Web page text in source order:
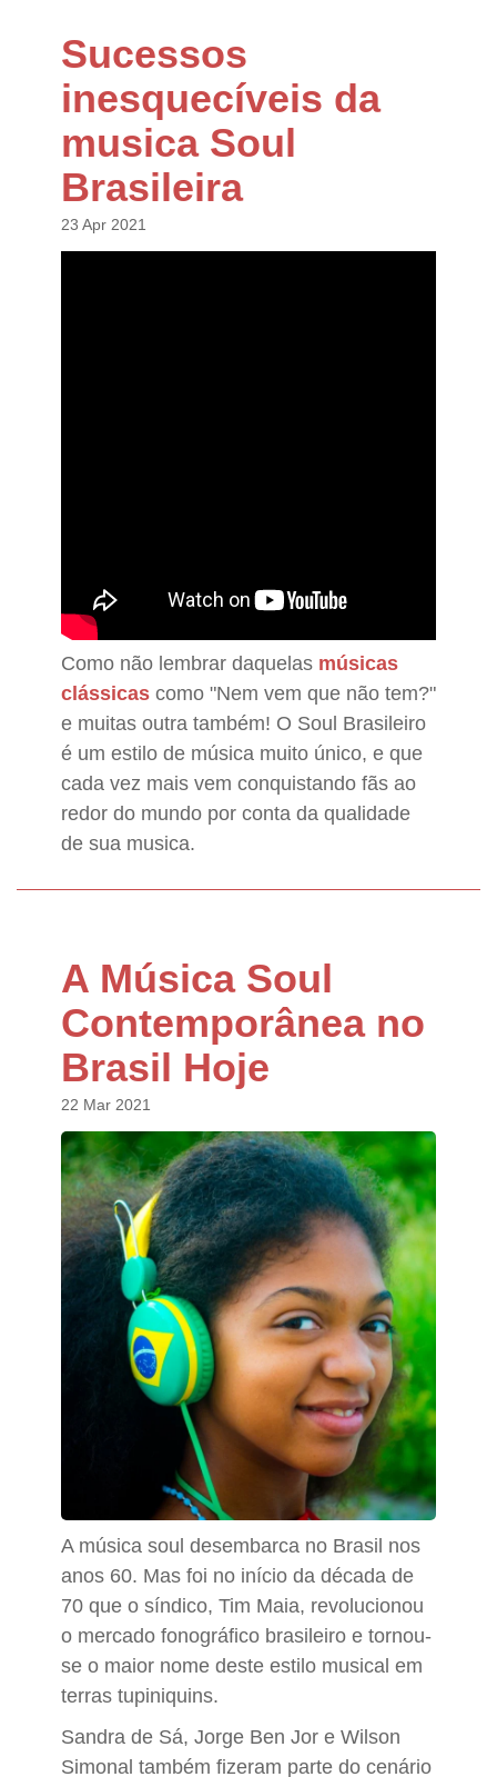
Sucessos
inesquecíveis da
musica Soul
Brasileira
23 Apr 2021
Como não lembrar daquelas músicas
clássicas como "Nem vem que não tem?"
e muitas outra também! O Soul Brasileiro
é um estilo de música muito único, e que
cada vez mais vem conquistando fãs ao
redor do mundo por conta da qualidade
de sua musica.
A Música Soul
Contemporânea no
Brasil Hoje
22 Mar 2021
A música soul desembarca no Brasil nos
anos 60. Mas foi no início da década de
70 que o síndico, Tim Maia, revolucionou
o mercado fonográfico brasileiro e tornou-
se o maior nome deste estilo musical em
terras tupiniquins.
Sandra de Sá, Jorge Ben Jor e Wilson
Simonal também fizeram parte do cenário